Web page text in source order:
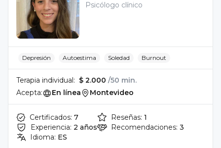
Psicólogo clínico
Depresión Autoestima Soledad Burnout
Terapia individual: $ 2.000 /50 min.
Acepta:
En línea Montevideo
Certificados: 7
Experiencia: 2 años
Idioma: ES
Reseñas: 1
Recomendaciones: 3